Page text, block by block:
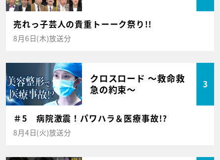
売れっ子芸人の貴重トーーク祭り!!
8月6日(木)放送分
クロスロード ～救命救
急の約束～
3
＃5 病院激震！パワハラ＆医療事故!?
8月4日(火)放送分